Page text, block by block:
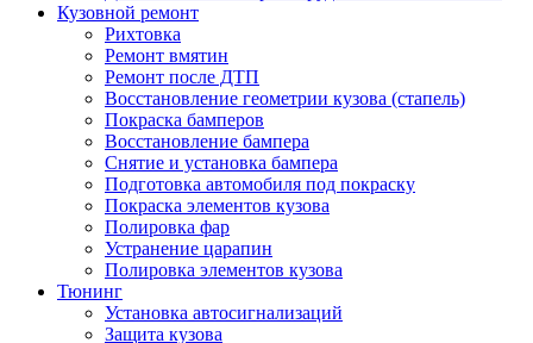
Кузовной ремонт
Рихтовка
Ремонт вмятин
Ремонт после ДТП
Восстановление геометрии кузова (стапель)
Покраска бамперов
Восстановление бампера
Снятие и установка бампера
Подготовка автомобиля под покраску
Покраска элементов кузова
Полировка фар
Устранение царапин
Полировка элементов кузова
Тюнинг
Установка автосигнализаций
Защита кузова